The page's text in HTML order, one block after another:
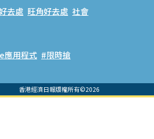
去處 旺角好去處 社會
用程式 #限時搶
香港經濟日報版權所有©2026